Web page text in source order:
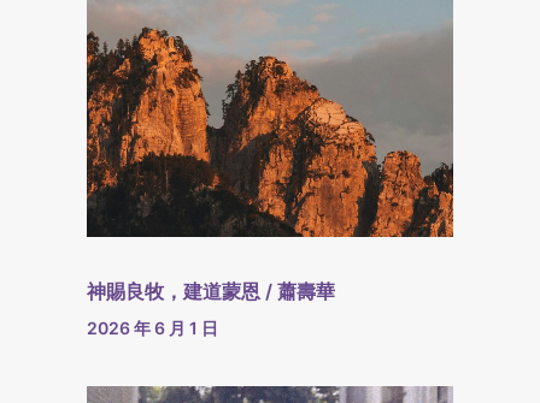
神賜良牧，建道蒙恩 / 蕭壽華
2026 年 6 月 1 日